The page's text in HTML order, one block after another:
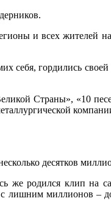
и всех жителей
себя, гордились своей
Страны», «10
десятков
же родился клип на
лишним миллионов –